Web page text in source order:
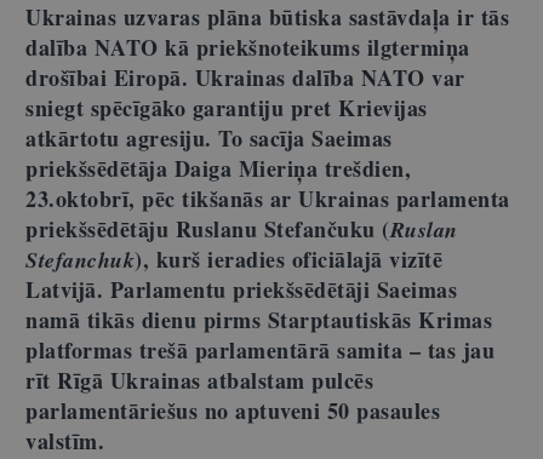
Ukrainas uzvaras plāna būtiska sastāvdaļa ir tās
dalība NATO kā priekšnoteikums ilgtermiņa
drošībai Eiropā. Ukrainas dalība NATO var
sniegt spēcīgāko garantiju pret Krievijas
atkārtotu agresiju. To sacīja Saeimas
priekšsēdētāja Daiga Mieriņa trešdien,
23.oktobrī, pēc tikšanās ar Ukrainas parlamenta
priekšsēdētāju Ruslanu Stefančuku (Ruslan
Stefanchuk), kurš ieradies oficiālajā vizītē
Latvijā. Parlamentu priekšsēdētāji Saeimas
namā tikās dienu pirms Starptautiskās Krimas
platformas trešā parlamentārā samita – tas jau
rīt Rīgā Ukrainas atbalstam pulcēs
parlamentāriešus no aptuveni 50 pasaules
valstīm.